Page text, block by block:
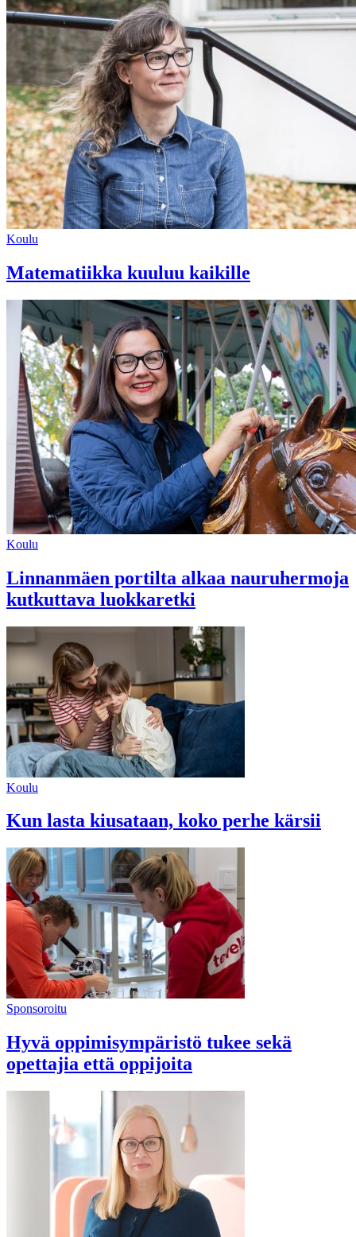
Koulu
Matematiikka kuuluu kaikille
Koulu
Linnanmäen portilta alkaa nauruhermoja
kutkuttava luokkaretki
Koulu
Kun lasta kiusataan, koko perhe kärsii
Sponsoroitu
Hyvä oppimisympäristö tukee sekä
opettajia että oppijoita